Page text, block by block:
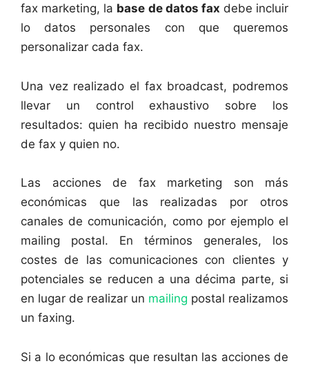
fax marketing, la base de datos fax debe incluir
lo datos personales con que queremos
personalizar cada fax.
Una vez realizado el fax broadcast, podremos
llevar un control exhaustivo sobre los
resultados: quien ha recibido nuestro mensaje
de fax y quien no.
Las acciones de fax marketing son más
económicas que las realizadas por otros
canales de comunicación, como por ejemplo el
mailing postal. En términos generales, los
costes de las comunicaciones con clientes y
potenciales se reducen a una décima parte, si
en lugar de realizar un mailing postal realizamos
un faxing.
Si a lo económicas que resultan las acciones de